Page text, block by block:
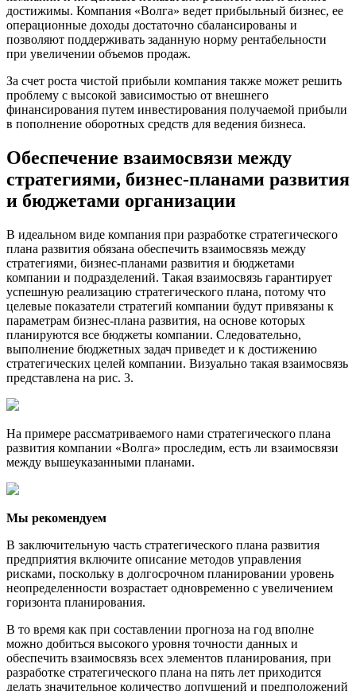
достижимы. Компания «Волга» ведет прибыльный бизнес, ее
операционные доходы достаточно сбалансированы и
позволяют поддерживать заданную норму рентабельности
при увеличении объемов продаж.
За счет роста чистой прибыли компания также может решить
проблему с высокой зависимостью от внешнего
финансирования путем инвестирования получаемой прибыли
в пополнение оборотных средств для ведения бизнеса.
Обеспечение взаимосвязи между
стратегиями, бизнес-планами развития
и бюджетами организации
В идеальном виде компания при разработке стратегического
плана развития обязана обеспечить взаимосвязь между
стратегиями, бизнес-планами развития и бюджетами
компании и подразделений. Такая взаимосвязь гарантирует
успешную реализацию стратегического плана, потому что
целевые показатели стратегий компании будут привязаны к
параметрам бизнес-плана развития, на основе которых
планируются все бюджеты компании. Следовательно,
выполнение бюджетных задач приведет и к достижению
стратегических целей компании. Визуально такая взаимосвязь
представлена на рис. 3.
На примере рассматриваемого нами стратегического плана
развития компании «Волга» проследим, есть ли взаимосвязи
между вышеуказанными планами.
Мы рекомендуем
В заключительную часть стратегического плана развития
предприятия включите описание методов управления
рисками, поскольку в долгосрочном планировании уровень
неопределенности возрастает одновременно с увеличением
горизонта планирования.
В то время как при составлении прогноза на год вполне
можно добиться высокого уровня точности данных и
обеспечить взаимосвязь всех элементов планирования, при
разработке стратегического плана на пять лет приходится
делать значительное количество допущений и предположений